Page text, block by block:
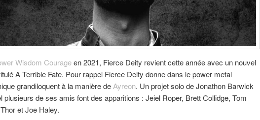
Wisdom Courageen 2021, Fierce Deity revient cette année avec un nouvel
A Terrible Fate. Pour rappel Fierce Deity donne dans le power metal
grandiloquent à la manière de Ayreon. Un projet solo de Jonathon Barwick
plusieurs de ses amis font des apparitions : Jeiel Roper, Brett Collidge, Tom
et Joe Haley.